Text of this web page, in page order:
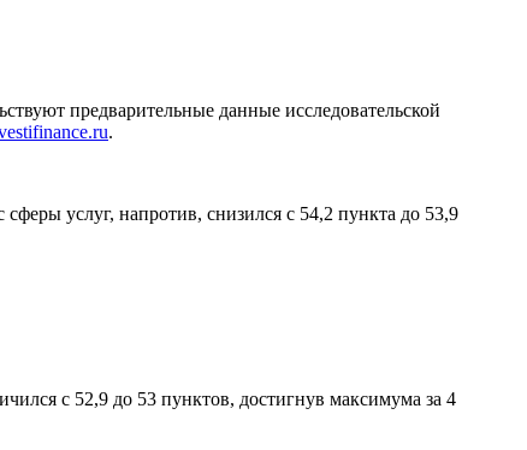
предварительные данные исследовательской
.
услуг, напротив, снизился с 54,2 пункта до 53,9
с 52,9 до 53 пунктов, достигнув максимума за 4